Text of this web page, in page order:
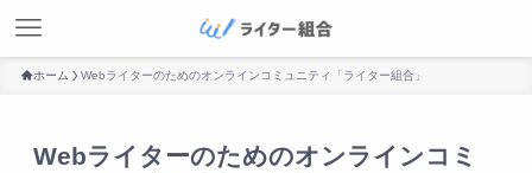
ホーム Webライターのためのオンラインコミュニティ「ライター組合」
Webライターのためのオンラインコミ